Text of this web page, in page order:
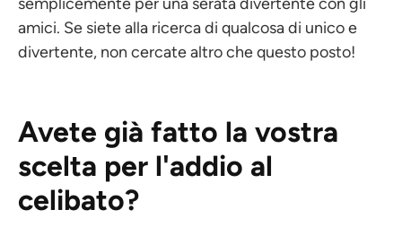
amici. Se siete alla ricerca di qualcosa di unico e
divertente, non cercate altro che questo posto!
Avete già fatto la vostra
scelta per l'addio al
celibato?